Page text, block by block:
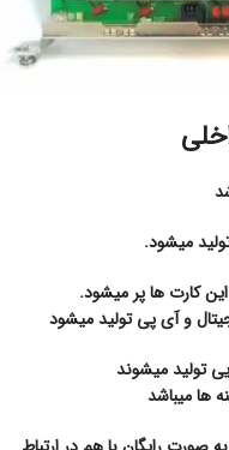
میشود.
کارت ها پر میشود.
و آی پی تولید میشود
ها میباشد